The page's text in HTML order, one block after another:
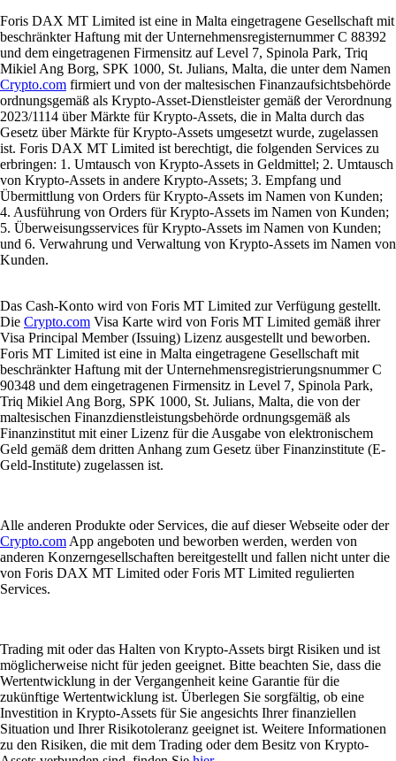
Foris DAX MT Limited ist eine in Malta eingetragene Gesellschaft mit
beschränkter Haftung mit der Unternehmensregisternummer C 88392
und dem eingetragenen Firmensitz auf Level 7, Spinola Park, Triq
Mikiel Ang Borg, SPK 1000, St. Julians, Malta, die unter dem Namen
Crypto.com firmiert und von der maltesischen Finanzaufsichtsbehörde
ordnungsgemäß als Krypto-Asset-Dienstleister gemäß der Verordnung
2023/1114 über Märkte für Krypto-Assets, die in Malta durch das
Gesetz über Märkte für Krypto-Assets umgesetzt wurde, zugelassen
ist. Foris DAX MT Limited ist berechtigt, die folgenden Services zu
erbringen: 1. Umtausch von Krypto-Assets in Geldmittel; 2. Umtausch
von Krypto-Assets in andere Krypto-Assets; 3. Empfang und
Übermittlung von Orders für Krypto-Assets im Namen von Kunden;
4. Ausführung von Orders für Krypto-Assets im Namen von Kunden;
5. Überweisungsservices für Krypto-Assets im Namen von Kunden;
und 6. Verwahrung und Verwaltung von Krypto-Assets im Namen von
Kunden.
Das Cash-Konto wird von Foris MT Limited zur Verfügung gestellt.
Die Crypto.com Visa Karte wird von Foris MT Limited gemäß ihrer
Visa Principal Member (Issuing) Lizenz ausgestellt und beworben.
Foris MT Limited ist eine in Malta eingetragene Gesellschaft mit
beschränkter Haftung mit der Unternehmensregistrierungsnummer C
90348 und dem eingetragenen Firmensitz in Level 7, Spinola Park,
Triq Mikiel Ang Borg, SPK 1000, St. Julians, Malta, die von der
maltesischen Finanzdienstleistungsbehörde ordnungsgemäß als
Finanzinstitut mit einer Lizenz für die Ausgabe von elektronischem
Geld gemäß dem dritten Anhang zum Gesetz über Finanzinstitute (E-
Geld-Institute) zugelassen ist.
Alle anderen Produkte oder Services, die auf dieser Webseite oder der
Crypto.com App angeboten und beworben werden, werden von
anderen Konzerngesellschaften bereitgestellt und fallen nicht unter die
von Foris DAX MT Limited oder Foris MT Limited regulierten
Services.
Trading mit oder das Halten von Krypto-Assets birgt Risiken und ist
möglicherweise nicht für jeden geeignet. Bitte beachten Sie, dass die
Wertentwicklung in der Vergangenheit keine Garantie für die
zukünftige Wertentwicklung ist. Überlegen Sie sorgfältig, ob eine
Investition in Krypto-Assets für Sie angesichts Ihrer finanziellen
Situation und Ihrer Risikotoleranz geeignet ist. Weitere Informationen
zu den Risiken, die mit dem Trading oder dem Besitz von Krypto-